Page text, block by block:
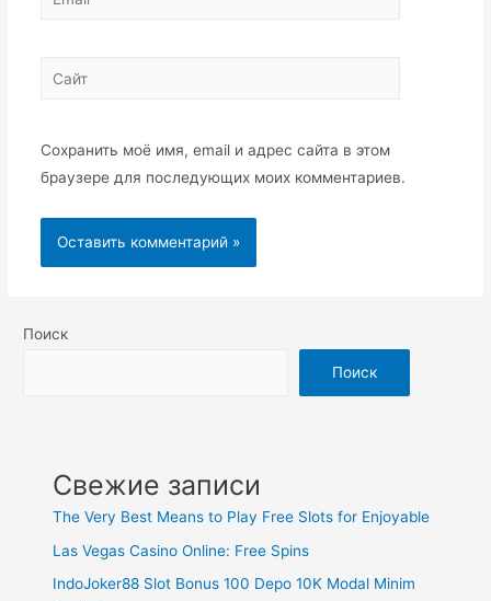
Сайт
Сохранить моё имя, email и адрес сайта в этом
браузере для последующих моих комментариев.
Поиск
Поиск
Свежие записи
The Very Best Means to Play Free Slots for Enjoyable
Las Vegas Casino Online: Free Spins
IndoJoker88 Slot Bonus 100 Depo 10K Modal Minim